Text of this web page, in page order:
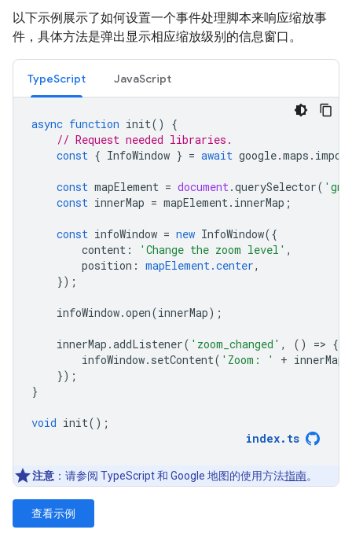
以下示例展示了如何设置一个事件处理脚本来响应缩放事
件，具体方法是弹出显示相应缩放级别的信息窗口。
TypeScript JavaScript
async function init()
{
// Request needed libraries.
const { InfoWindow } = await google.maps .
const mapElement = document.querySelector(
const innerMap = mapElement. innerMap ;
const infoWindow = new InfoWindow({
content : 'Change the zoom level' ,
position : mapElement.center,
});
infoWindow.open(innerMap);
innerMap .addListener( 'zoom_changed' , () => {
infoWindow. setContent( 'Zoom: ' + innerMap
});
}
void init();
index. ts
注意 ：请参阅 TypeScript 和 Google 地图的使用方法指南。
查看示例